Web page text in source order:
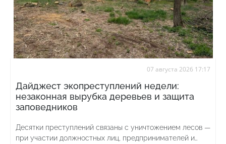
07 августа 2026 17:17
Дайджест экопреступлений недели:
незаконная вырубка деревьев и защита
заповедников
Десятки преступлений связаны с уничтожением лесов —
при участии должностных лиц, предпринимателей и